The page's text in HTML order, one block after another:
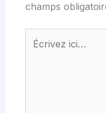
champs
Écrivez